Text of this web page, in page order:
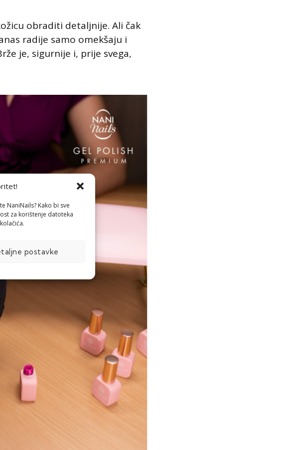
NaniNails? Kako bi sve
za korištenje datoteka
postavke
obraditi detaljnije. Ali čak
radije samo omekšaju i
je, sigurnije i, prije svega,